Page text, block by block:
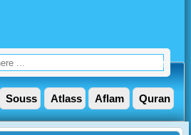
Souss Atlass Aflam Quran